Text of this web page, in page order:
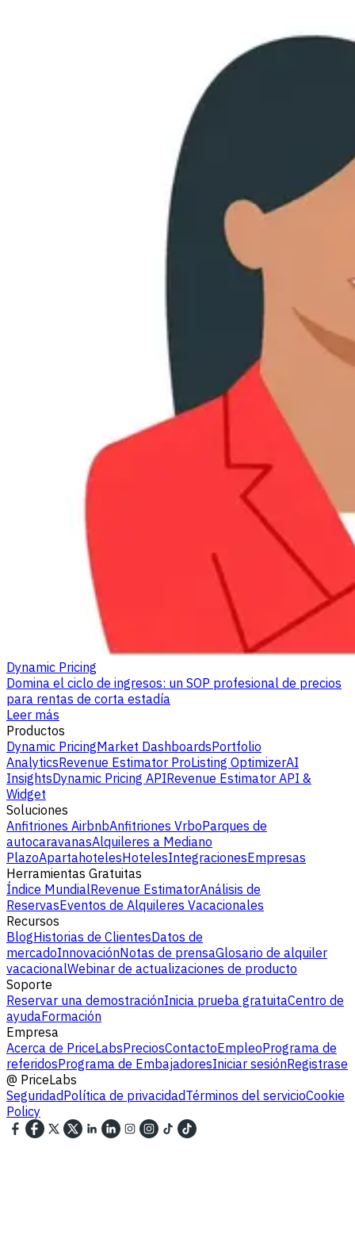
Dynamic Pricing
Domina el ciclo de ingresos: un SOP profesional de precios
para rentas de corta estadía
Leer más
Productos
Dynamic PricingMarket DashboardsPortfolio
AnalyticsRevenue Estimator ProListing OptimizerAI
InsightsDynamic Pricing APIRevenue Estimator API &
Widget
Soluciones
Anfitriones AirbnbAnfitriones VrboParques de
autocaravanasAlquileres a Mediano
PlazoApartahotelesHotelesIntegracionesEmpresas
Herramientas Gratuitas
Índice MundialRevenue EstimatorAnálisis de
ReservasEventos de Alquileres Vacacionales
Recursos
BlogHistorias de ClientesDatos de
mercadoInnovaciónNotas de prensaGlosario de alquiler
vacacionalWebinar de actualizaciones de producto
Soporte
Reservar una demostraciónInicia prueba gratuitaCentro de
ayudaFormación
Empresa
Acerca de PriceLabsPreciosContactoEmpleoPrograma de
referidosPrograma de EmbajadoresIniciar sesiónRegistrase
@ PriceLabs
SeguridadPolítica de privacidadTérminos del servicioCookie
Policy